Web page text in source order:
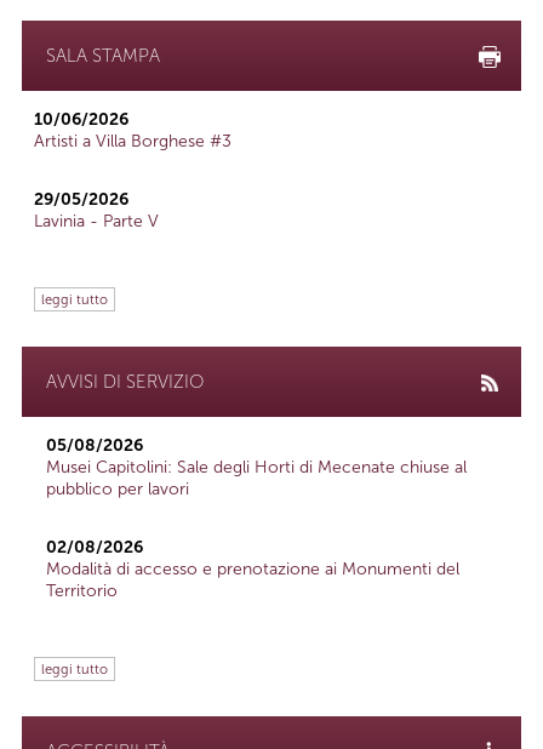
SALA STAMPA
10/06/2026
Artisti a Villa Borghese #3
29/05/2026
Lavinia - Parte V
leggi tutto
AVVISI DI SERVIZIO
05/08/2026
Musei Capitolini: Sale degli Horti di Mecenate chiuse al
pubblico per lavori
02/08/2026
Modalità di accesso e prenotazione ai Monumenti del
Territorio
leggi tutto